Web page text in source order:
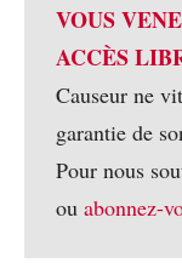
VOUS
ACCÈS
Causeur ne
garantie de
Pour nous
ou abonnez-